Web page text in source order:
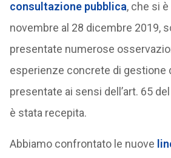
consultazione pubblica, che si
novembre al 28 dicembre 2019,
presentate numerose
esperienze concrete di gestione
presentate ai sensi dell’art. 65
è stata recepita.
Abbiamo confrontato le nuove